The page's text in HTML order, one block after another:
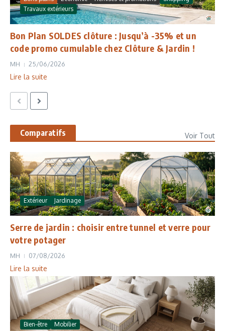
Travaux extérieurs
Bon Plan SOLDES clôture : Jusqu’à -35% et un
code promo cumulable chez Clôture & Jardin !
MH 25/06/2026
Lire la suite
Comparatifs Voir Tout
Extérieur Jardinage
Serre de jardin : choisir entre tunnel et verre pour
votre potager
MH 07/08/2026
Lire la suite
Bien-être Mobilier